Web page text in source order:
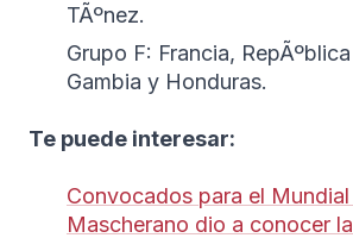
TÃºnez.
Grupo F: Francia,
Gambia y Honduras.
Te puede interesar:
Convocados para el Mundial
Mascherano dio a conocer